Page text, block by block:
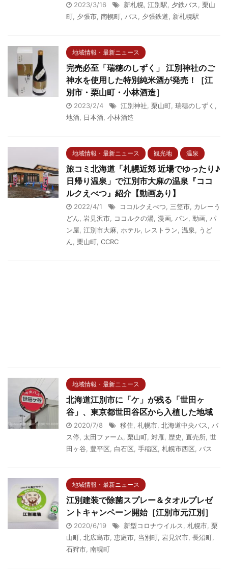
2023/3/16 新札幌, 江別駅, 夕鉄バス, 栗山
町, 夕張市, 南幌町, バス, 夕張鉄道, 新札幌駅
地域情報・最新ニュース
完売必至「瑞穂のしずく」 江別神社のご
神水を使用した特別純米酒が発売！［江
別市・栗山町・小林酒造］
2023/2/4 江別神社, 栗山町, 瑞穂のしずく ,
地酒, 日本酒, 小林酒造
地域情報・最新ニュース 観光地 温泉
旅コミ北海道「札幌近郊 近場でゆったり♪
日帰り温泉」で江別市大麻の温泉『ココ
ルクえべつ』紹介【動画あり】
2022/4/1 ココルクえべつ, 三笠市, カレーう
どん, 岩見沢市, ココルクの湯, 漫画, パン, 動画, パ
ン屋, 江別市大麻, ホテル, レストラン, 温泉, うど
ん, 栗山町, CCRC
地域情報・最新ニュース
北海道江別市に「ケ」が残る「世田ヶ
谷」、東京都世田谷区から入植した地域
2020/7/8 移住, 札幌市, 北海道中央バス, バ
ス停, 太田ファーム, 栗山町, 対雁, 歴史, 直売所, 世
田ヶ谷, 豊平区, 白石区, 手稲区, 札幌市西区, バス
地域情報・最新ニュース
江別建装で除菌スプレー＆タオルプレゼ
ントキャンペーン開始［江別市元江別］
2020/6/19 新型コロナウイルス, 札幌市, 栗
山町, 北広島市, 恵庭市, 当別町, 岩見沢市, 長沼町,
石狩市, 南幌町